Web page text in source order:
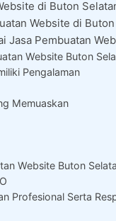
di Buton
Website di
Jasa Pembuatan
Website Buton
Pengalaman
Memuaskan
Website Buton
Profesional Serta